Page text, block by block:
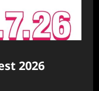
2026